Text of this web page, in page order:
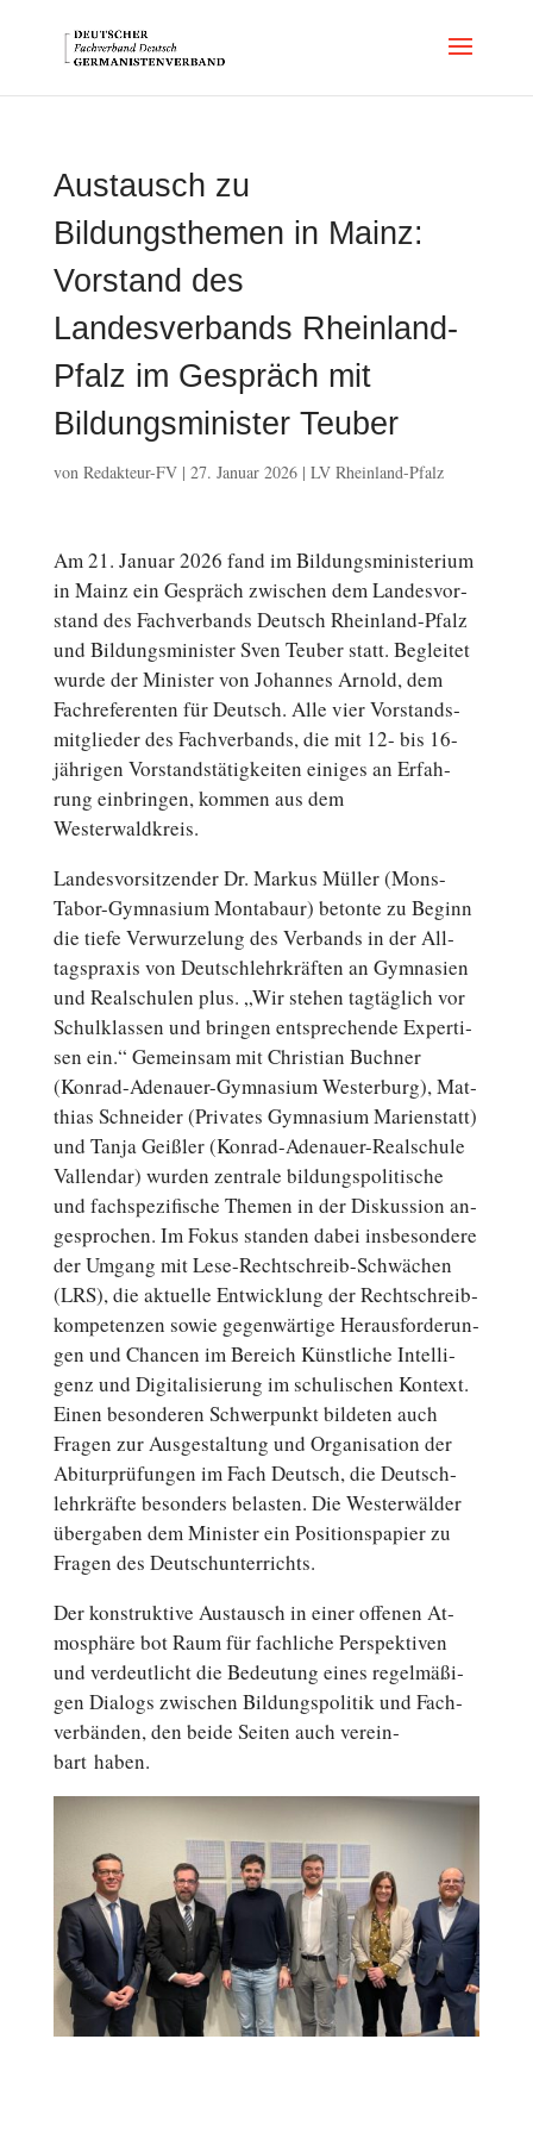
Austausch zu
Bildungsthemen in Mainz:
Vorstand des
Landesverbands Rheinland-
Pfalz im Gespräch mit
Bildungsminister Teuber
von Redakteur-FV| 27. Januar 2026| LV Rheinland-Pfalz
Am 21. Januar 2026 fand im Bil­dungs­mi­nis­te­ri­um
in Mainz ein Ge­spräch zwi­schen dem Lan­des­vor­
stand des Fach­ver­bands Deutsch Rheinland-Pfalz
und Bil­dungs­mi­nis­ter Sven Teuber statt. Be­glei­tet
wurde der Mi­nis­ter von Jo­han­nes Arnold, dem
Fach­re­fe­ren­ten für Deutsch. Alle vier Vor­stands­
mit­glie­der des Fach­ver­bands, die mit 12- bis 16-
jährigen Vor­stands­tä­tig­kei­ten einiges an Er­fah­
rung ein­brin­gen, kommen aus dem
Westerwaldkreis.
Lan­des­vor­sit­zen­der Dr. Markus Müller (Mons-
Tabor-Gymnasium Mon­ta­baur) betonte zu Beginn
die tiefe Ver­wur­ze­lung des Ver­bands in der All­
tags­pra­xis von Deutsch­lehr­kräf­ten an Gym­na­si­en
und Re­al­schu­len plus. „Wir stehen tag­täg­lich vor
Schul­klas­sen und bringen ent­spre­chen­de Ex­per­ti­
sen ein.“ Ge­mein­sam mit Chris­ti­an Buchner
(Konrad-Adenauer-Gymnasium Wes­ter­burg), Mat­
thi­as Schnei­der (Pri­va­tes Gym­na­si­um Ma­ri­en­statt)
und Tanja Geißler (Konrad-Adenauer-Realschule
Val­len­dar) wurden zen­tra­le bil­dungs­po­li­ti­sche
und fach­spe­zi­fi­sche Themen in der Dis­kus­si­on an­
ge­spro­chen. Im Fokus standen dabei ins­be­son­de­re
der Umgang mit Lese-Rechtschreib-Schwächen
(LRS), die ak­tu­el­le Ent­wick­lung der Recht­schreib­
kom­pe­ten­zen sowie ge­gen­wär­ti­ge Her­aus­for­de­run­
gen und Chancen im Bereich Künst­li­che In­tel­li­
genz und Di­gi­ta­li­sie­rung im schu­li­schen Kontext.
Einen be­son­de­ren Schwer­punkt bil­de­ten auch
Fragen zur Aus­ge­stal­tung und Or­ga­ni­sa­ti­on der
Ab­itur­prü­fun­gen im Fach Deutsch, die Deutsch­
lehr­kräf­te be­son­ders be­las­ten. Die Wes­ter­wäl­der
über­ga­ben dem Mi­nis­ter ein Po­si­ti­ons­pa­pier zu
Fragen des Deutschunterrichts.
Der kon­struk­ti­ve Aus­tausch in einer offenen At­
mo­sphä­re bot Raum für fach­li­che Per­spek­ti­ven
und ver­deut­licht die Be­deu­tung eines re­gel­mä­ßi­
gen Dialogs zwi­schen Bil­dungs­po­li­tik und Fach­
ver­bän­den, den beide Seiten auch ver­ein­
bart haben.